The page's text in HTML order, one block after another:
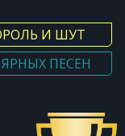
И ШУТ
ПЕСЕН